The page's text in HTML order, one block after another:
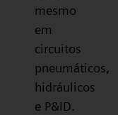
mesmo
em
circuitos
pneumáticos,
hidráulicos
e P&ID.